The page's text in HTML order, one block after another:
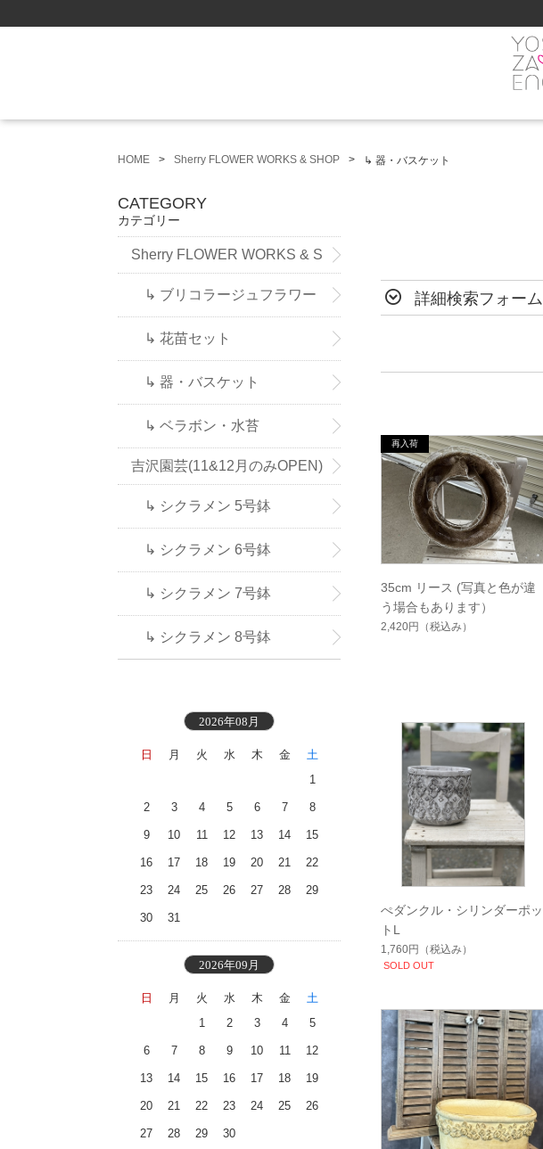
HOME Sherry FLOWER WORKS & SHOP ↳ 器・バスケット
詳細検索フォーム
35cm リース (写真と色が違
う場合もあります）
2,420円 （税込み）
ぺダンクル・シリンダーポッ
トL
1,760円 （税込み）
SOLD OUT
CATEGORY
カテゴリー
Sherry FLOWER WORKS & S
HOP
↳ ブリコラージュフラワー
↳ 花苗セット
↳ 器・バスケット
↳ ベラボン・水苔
吉沢園芸(11&12月のみOPEN)
↳ シクラメン 5号鉢
↳ シクラメン 6号鉢
↳ シクラメン 7号鉢
↳ シクラメン 8号鉢
2026年08月
日 月 火 水 木 金
土
1
2 3 4 5 6 7 8
9 10 11 12 13 14 15
16 17 18 19 20 21 22
23 24 25 26 27 28 29
30 31
2026年09月
日 月 火 水 木 金
土
1
2 3 4 5
6 7 8 9 10 11 12
13 14 15 16 17 18 19
20 21 22 23 24 25 26
27 28 29 30